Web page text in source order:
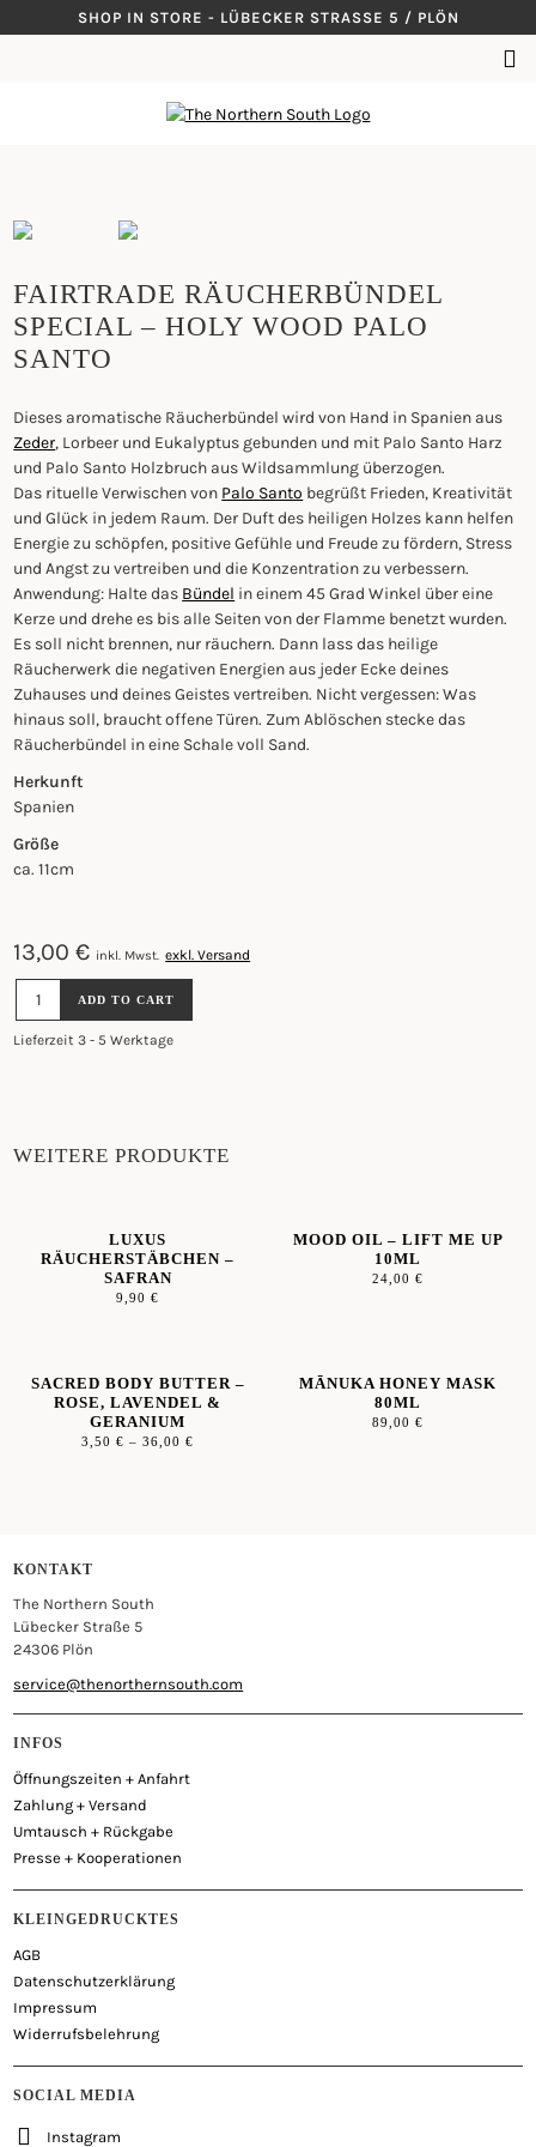
to
SHOP IN STORE - LÜBECKER STRASSE 5 / PLÖN
SUCHEN
FAIRTRADE RÄUCHERBÜNDEL
SPECIAL – HOLY WOOD PALO
SANTO
13,00€ inkl. Mwst. exkl. Versand
Lieferzeit 3 - 5 Werktage
RÄUCHERBÜNDEL
SPECIAL
-
ADD TO CART
Dieses aromatische Räucherbündel wird von Hand in Spanien aus
Zeder, Lorbeer und Eukalyptus gebunden und mit Palo Santo Harz
und Palo Santo Holzbruch aus Wildsammlung überzogen.
Das rituelle Verwischen von Palo Santo begrüßt Frieden, Kreativität
und Glück in jedem Raum. Der Duft des heiligen Holzes kann helfen
Energie zu schöpfen, positive Gefühle und Freude zu fördern, Stress
und Angst zu vertreiben und die Konzentration zu verbessern.
Anwendung: Halte das Bündel in einem 45 Grad Winkel über eine
Kerze und drehe es bis alle Seiten von der Flamme benetzt wurden.
Es soll nicht brennen, nur räuchern. Dann lass das heilige
Räucherwerk die negativen Energien aus jeder Ecke deines
Zuhauses und deines Geistes vertreiben. Nicht vergessen: Was
hinaus soll, braucht offene Türen. Zum Ablöschen stecke das
Räucherbündel in eine Schale voll Sand.
Herkunft
Spanien
Größe
ca. 11cm
WEITERE PRODUKTE
LUXUS
RÄUCHERSTÄBCHEN –
SAFRAN
9,90€
MOOD OIL – LIFT ME UP
10ML
24,00 €
SACRED BODY BUTTER –
ROSE, LAVENDEL &
GERANIUM
3,50€ –36,00€
MĀNUKA HONEY MASK
80ML
89,00 €
KONTAKT
The Northern South
Lübecker Straße 5
24306 Plön
service@thenorthernsouth.com
INFOS
Öffnungszeiten + Anfahrt
Zahlung + Versand
Umtausch + Rückgabe
Presse + Kooperationen
KLEINGEDRUCKTES
AGB
Datenschutzerklärung
Impressum
Widerrufsbelehrung
SOCIAL MEDIA
Instagram